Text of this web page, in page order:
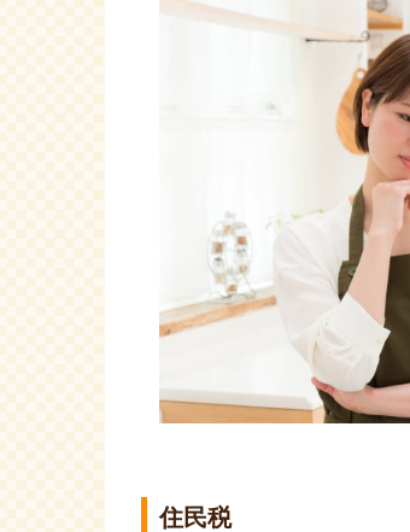
住民税